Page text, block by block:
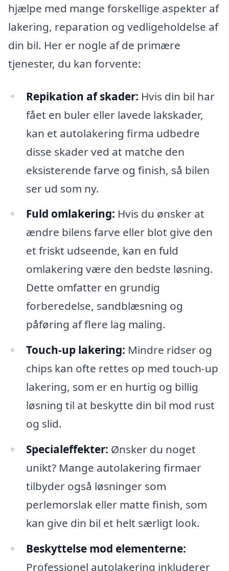
hjælpe med mange forskellige aspekter af
lakering, reparation og vedligeholdelse af
din bil. Her er nogle af de primære
tjenester, du kan forvente:
Repikation af skader: Hvis din bil har
fået en buler eller lavede lakskader,
kan et autolakering firma udbedre
disse skader ved at matche den
eksisterende farve og finish, så bilen
ser ud som ny.
Fuld omlakering: Hvis du ønsker at
ændre bilens farve eller blot give den
et friskt udseende, kan en fuld
omlakering være den bedste løsning.
Dette omfatter en grundig
forberedelse, sandblæsning og
påføring af flere lag maling.
Touch-up lakering: Mindre ridser og
chips kan ofte rettes op med touch-up
lakering, som er en hurtig og billig
løsning til at beskytte din bil mod rust
og slid.
Specialeffekter: Ønsker du noget
unikt? Mange autolakering firmaer
tilbyder også løsninger som
perlemorslak eller matte finish, som
kan give din bil et helt særligt look.
Beskyttelse mod elementerne:
Professionel autolakering inkluderer